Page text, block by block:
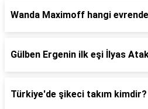
Wanda Maximoff hangi
Gülben Ergenin ilk eşi İlyas
Türkiye'de şikeci takım kimdir?